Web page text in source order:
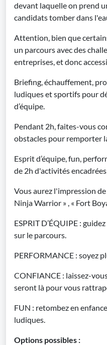
devant laquelle on prend
candidats tomber dans
Attention, bien que
un parcours avec des
entreprises, et donc
Briefing, échauffement,
ludiques et sportifs pour
d’équipe.
Pendant 2h, faites-vous
obstacles pour remporter
Esprit d’équipe, fun,
de 2h d'activités
Vous aurez l'impression
Ninja Warrior » , « Fort
ESPRIT D’ÉQUIPE :
sur le parcours.
PERFORMANCE : soyez
CONFIANCE : laissez-
seront là pour vous
FUN : retombez en
ludiques.
Options possibles :